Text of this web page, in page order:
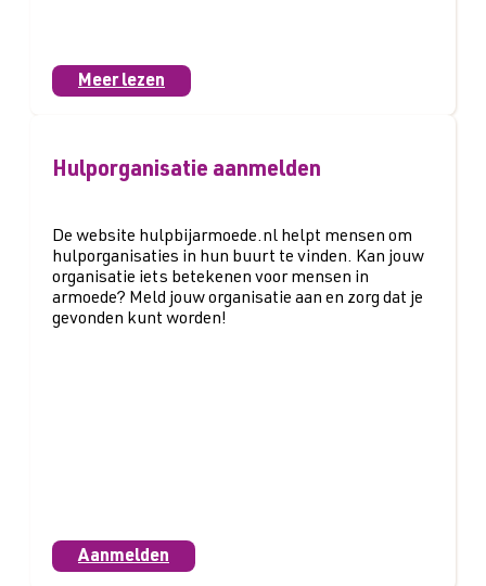
Meer lezen
Hulporganisatie aanmelden
De website hulpbijarmoede.nl helpt mensen om
hulporganisaties in hun buurt te vinden. Kan jouw
organisatie iets betekenen voor mensen in
armoede? Meld jouw organisatie aan en zorg dat je
gevonden kunt worden!
Aanmelden